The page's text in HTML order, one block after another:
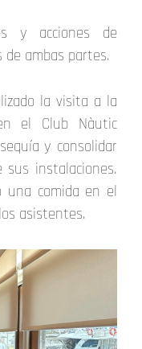
y acciones de
ambas partes.
la visita a la
el Club Nàutic
y consolidar
instalaciones.
una comida en el
asistentes.